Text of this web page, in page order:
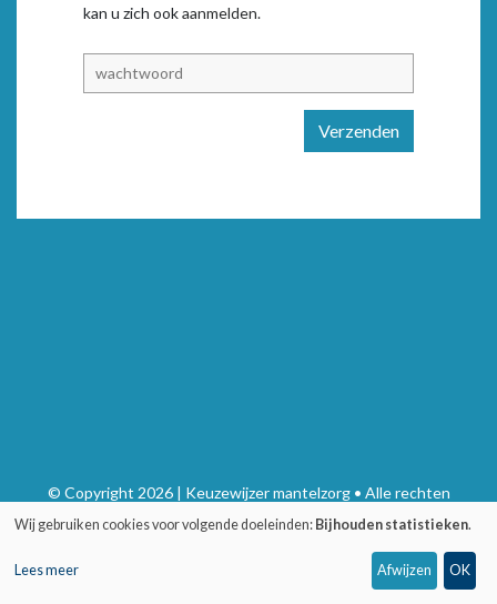
kan u zich ookaanmelden.
Verzenden
© Copyright 2026 | Keuzewijzer mantelzorg • Alle rechten
voorbehouden
Wij gebruiken cookies voor volgende doeleinden: Bijhouden statistieken.
Lees meer Afwijzen OK